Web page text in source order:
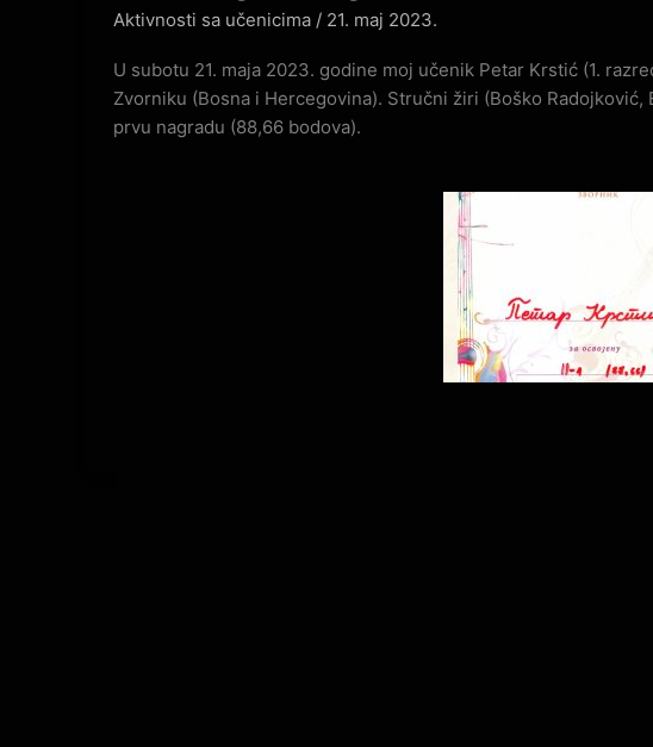
Aktivnosti sa učenicima/ 21. maj 2023.
U subotu 21. maja 2023. godine moj učenik Petar Krstić (1.
Zvorniku (Bosna i Hercegovina). Stručni žiri (Boško
prvu nagradu (88,66 bodova).